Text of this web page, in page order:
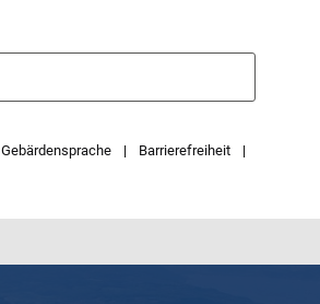
Gebärdensprache Barrierefreiheit